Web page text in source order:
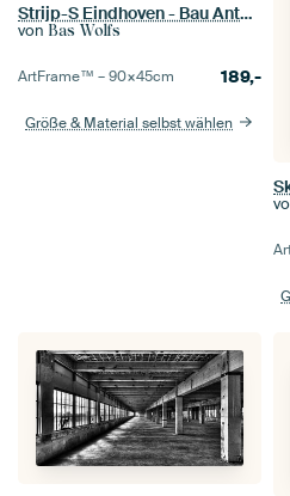
Strijp-S Eindhoven - Bau Anton für die Renovierung
von Bas Wolfs
ArtFrame™ –90×45cm 189,-
Größe & Material selbst wählen